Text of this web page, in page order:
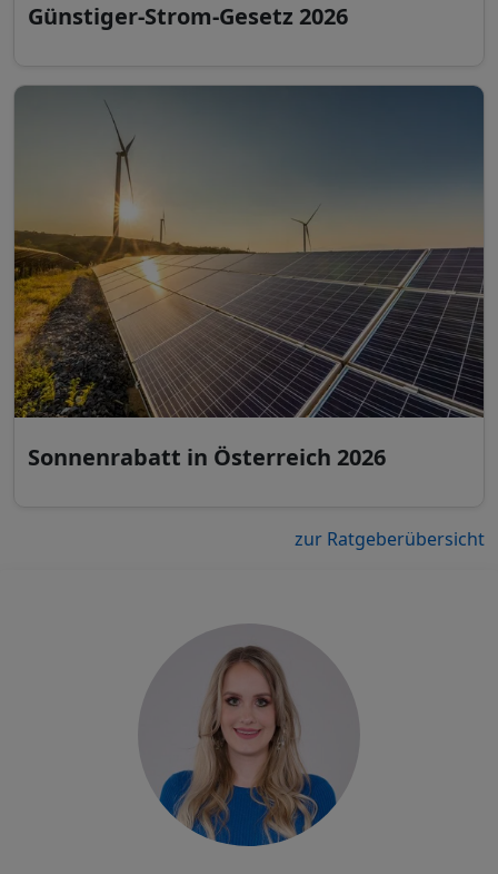
Günstiger-Strom-Gesetz 2026
Sonnenrabatt in Österreich 2026
zur Ratgeberübersicht